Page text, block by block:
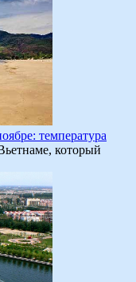
температура
который